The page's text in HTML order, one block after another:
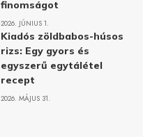
finomságot
2026. JÚNIUS 1.
Kiadós zöldbabos-húsos
rizs: Egy gyors és
egyszerű egytálétel
recept
2026. MÁJUS 31.